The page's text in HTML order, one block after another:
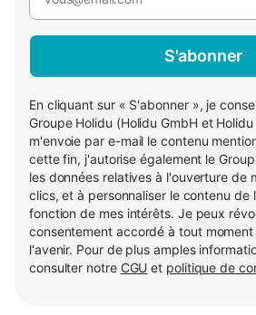
S'abonner
En cliquant sur « S'abonner », je
Groupe Holidu (Holidu GmbH et
m'envoie par e-mail le contenu
cette fin, j'autorise également le
les données relatives à l'ouverture de
clics, et à personnaliser le contenu de
fonction de mes intérêts. Je peux
consentement accordé à tout
l'avenir. Pour de plus amples
consulter notre CGU et politique de